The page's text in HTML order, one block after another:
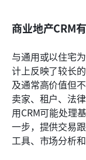
商业地产CRM
与通用或以住宅
计上反映了较长
及通常高价值但
卖家、租户、法
用CRM可能处理
一步，提供交易
工具、市场分析